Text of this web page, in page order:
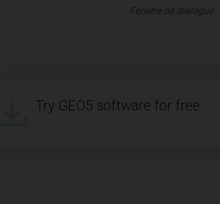
Fenêtre de dialogue
Try GEO5 software for free.